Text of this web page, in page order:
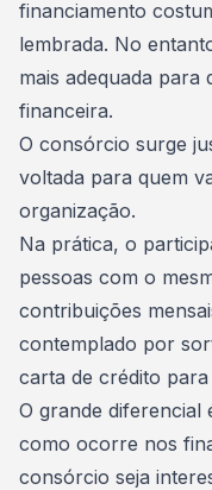
financiamento
lembrada. No
mais adequada para
financeira.
O consórcio surge
voltada para quem
organização.
Na prática, o
pessoas com o
contribuições
contemplado por
carta de crédito
O grande diferencial
como ocorre nos
consórcio seja